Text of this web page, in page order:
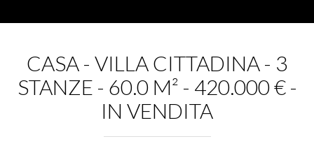
CASA - VILLA CITTADINA - 3
STANZE - 60.0 M² - 420.000 € -
IN VENDITA